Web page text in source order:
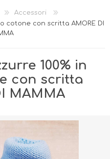
Accessori
cotone con scritta AMORE DI
100% in
con scritta
MAMMA